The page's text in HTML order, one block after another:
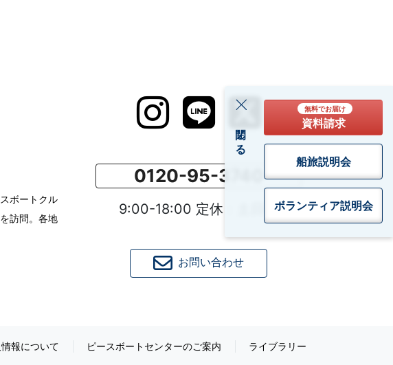
閉じる
無料でお届け
資料請求
船旅説明会
ボランティア説明会
0120-95-3740
9:00-18:00 定休：土日祝
お問い合わせ
ボートクル
訪問。各地
報について ピースボートセンターのご案内 ライブラリー